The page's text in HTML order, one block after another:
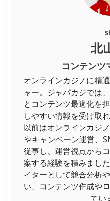
北
コンテンツ
オンラインカジノに精
ャー。ジャパカジでは
とコンテンツ最適化を
しやすい情報を受け取
以前はオンラインカジ
やキャンペーン運営、
従事し、運営視点から
案する経験を積みまし
イターとして競合分析
い、コンテンツ作成や
てい